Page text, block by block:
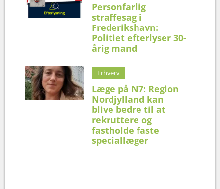
Personfarlig
straffesag i
Frederikshavn:
Politiet efterlyser 30-
årig mand
Erhverv
Læge på N7: Region
Nordjylland kan
blive bedre til at
rekruttere og
fastholde faste
speciallæger